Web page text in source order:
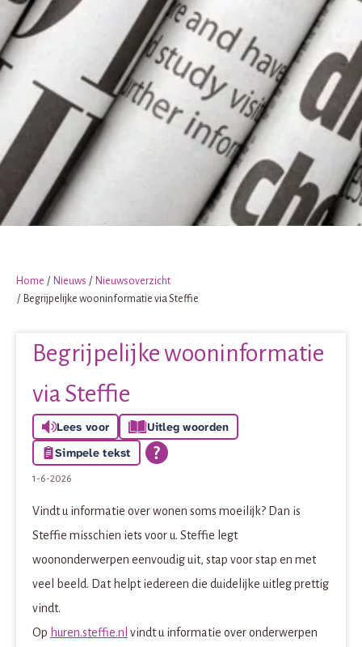
Home Nieuws
Nieuwsoverzicht
Begrijpelijke wooninformatie via Steffie
Begrijpelijke wooninformatie
via Steffie
Lees voor
Uitleg woorden
Simpele tekst
1-6-2026
Vindt u informatie over wonen soms moeilijk? Dan is
Steffie misschien iets voor u. Steffie legt
woononderwerpen eenvoudig uit, stap voor stap en met
veel beeld. Dat helpt iedereen die duidelijke uitleg prettig
vindt.
Op huren.steffie.nl vindt u informatie over onderwerpen